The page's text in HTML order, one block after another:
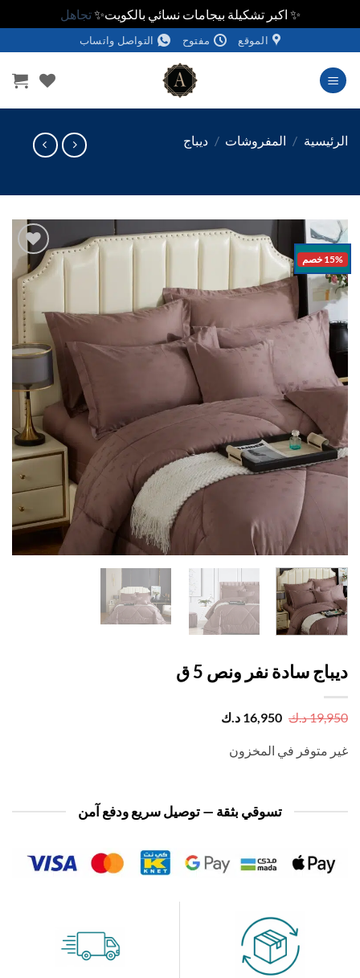
✨ اكبر تشكيلة بيجامات نسائي بالكويت✨تجاهل
الموقع مفتوح التواصل واتساب
/ المفروشات / ديباج
اضف
المفضلة
سادة نفر ونص 5 ق
د.ك السعر
19,950 د.ك.
16,950د.كالسعر
16,950 د.ك. متوفر في المخزون
تسوقي بثقة — توصيل سريع ودفع آمن